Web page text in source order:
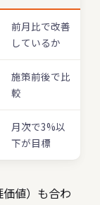
前月比で改善
しているか
施策前後で比
較
月次で3%以
下が目標
値）も合わ